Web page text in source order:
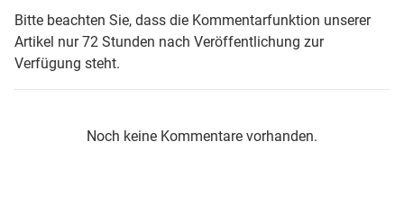
Bitte beachten Sie, dass die Kommentarfunktion unserer
Artikel nur 72 Stunden nach Veröffentlichung zur
Verfügung steht.
Noch keine Kommentare vorhanden.